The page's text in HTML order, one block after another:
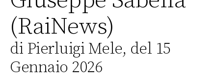
(RaiNews)
di Pierluigi Mele, del 15
Gennaio 2026